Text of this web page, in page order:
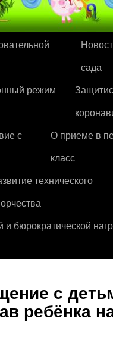
сада
режим
с
О приеме в
класс
технического
бюрократической
с
ребёнка